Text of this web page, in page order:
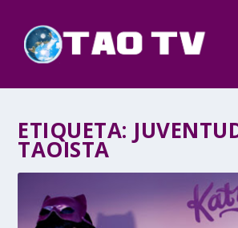
ETIQUETA:
TAOISTA